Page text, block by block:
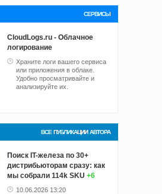
СЕРВИСЫ
CloudLogs.ru - Облачное
логирование
Храните логи вашего сервиса
или приложения в облаке.
Удобно просматривайте и
анализируйте их.
ВСЕ ПУБЛИКАЦИИ АВТОРА
Поиск IT-железа по 30+
дистрибьюторам сразу: как
мы собрали 114k SKU +6
10.06.2026 13:20